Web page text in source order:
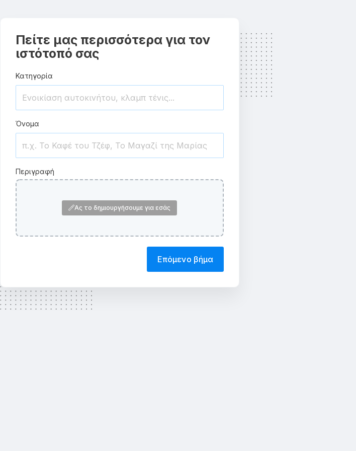
Πείτε μας περισσότερα για τον
ιστότοπό σας
Κατηγορία
Όνομα
Περιγραφή
Ας το δημιουργήσουμε για εσάς
Επόμενο βήμα